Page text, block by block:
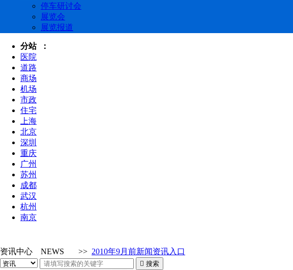
停车研讨会
展览会
展览报道
分站 ：
医院
道路
商场
机场
市政
住宅
上海
北京
深圳
重庆
广州
苏州
成都
武汉
杭州
南京
资讯中心 NEWS >> 2010年9月前新闻资讯入口
 搜索